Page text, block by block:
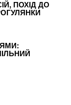
ПОХІД ДО